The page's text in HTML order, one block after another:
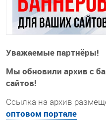
Уважаемые партнёры!
Мы обновили архив с
сайтов!
Ссылка на архив
оптовом портале